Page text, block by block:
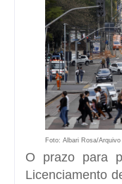
Foto: Albari Rosa/Arquivo
O prazo para
Licenciamento